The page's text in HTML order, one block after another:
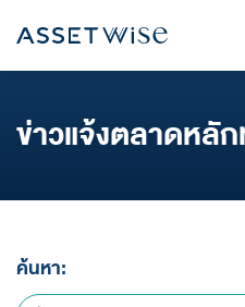
หน้าหลักนักลงทุนสัมพันธ์
ข้อมูลราคาหลักทรัพย์
ข่าวแจ้งตลาดหลั
ค้นหา: